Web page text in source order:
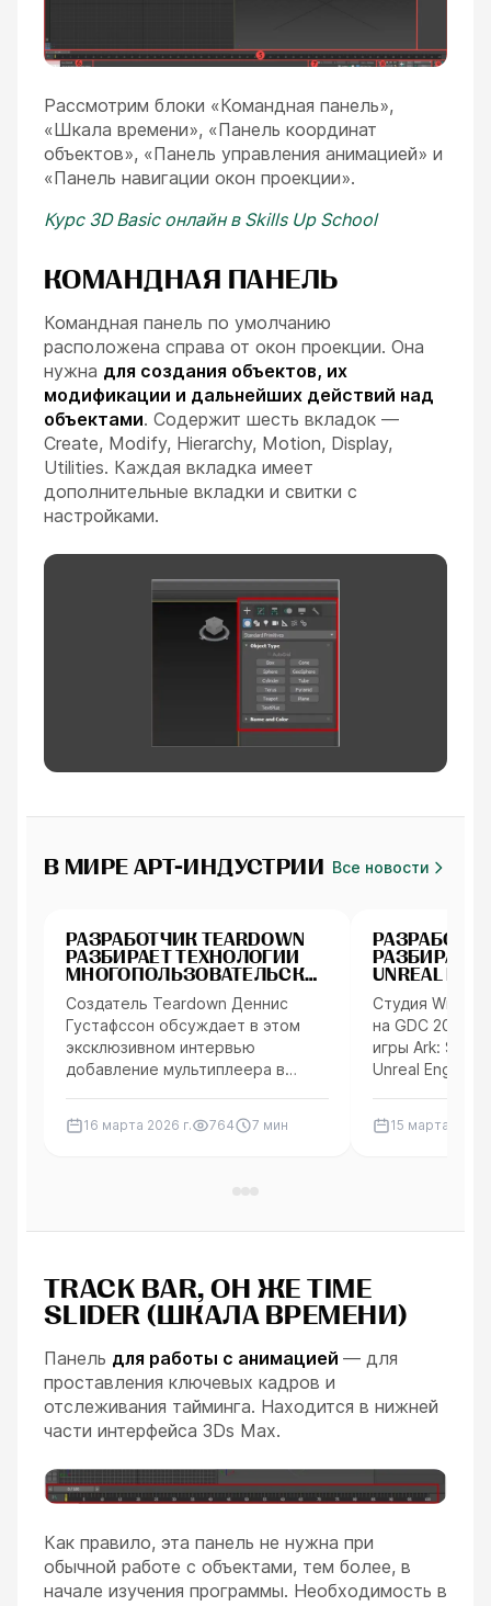
Рассмотрим блоки «Командная панель»,
«Шкала времени», «Панель координат
объектов», «Панель управления анимацией» и
«Панель навигации окон проекции».
Курс 3D Basic онлайн в Skills Up School
КОМАНДНАЯ ПАНЕЛЬ
Командная панель по умолчанию
расположена справа от окон проекции. Она
нужна для создания объектов, их
модификации и дальнейших действий над
объектами. Содержит шесть вкладок —
Create, Modify, Hierarchy, Motion, Display,
Utilities. Каждая вкладка имеет
дополнительные вкладки и свитки с
настройками.
В МИРЕ АРТ-ИНДУСТРИИ Все новости
Интервью
РАЗРАБОТЧИК TEARDOWN
РАЗБИРАЕТ ТЕХНОЛОГИИ
МНОГОПОЛЬЗОВАТЕЛЬСКОЙ
ИГРЫ И ВОКСЕЛЬНОГО
РАЗРУШЕНИЯ
Создатель Teardown Деннис
Густафссон обсуждает в этом
эксклюзивном интервью
добавление мультиплеера в
вокселей и технические
16 марта 2026 г. 764 7 мин
Интервью
РАЗБИРАЕТ
UNREAL
СОЗДАНИЕ
Студия
на GDC 2026
игры Ark:
Unreal Engine
15 марта 2026
TRACK BAR, ОН ЖЕ TIME
SLIDER (ШКАЛА ВРЕМЕНИ)
Панель для работы с анимацией — для
проставления ключевых кадров и
отслеживания тайминга. Находится в нижней
части интерфейса 3Ds Max.
Как правило, эта панель не нужна при
обычной работе с объектами, тем более, в
начале изучения программы. Необходимость в